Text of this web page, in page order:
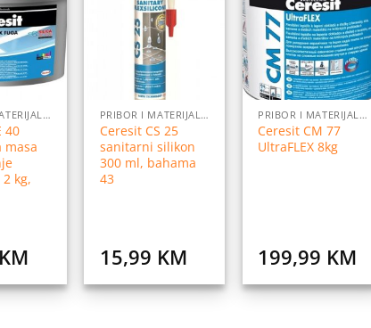
Dodaj
listu
želja
PRIBOR I MATERIJALI ZA POSTAVLJANJE PLOČICA
40
masa
kg,
KM
PRIBOR I MATERIJALI ZA POSTAVLJANJE PLOČICA
Ceresit CS 25
sanitarni silikon
300 ml, bahama
43
15,99 KM
Dodaj
na
listu
želja
PRIBOR I MATERIJALI ZA POSTAVLJANJE PLOČICA
Ceresit CM 77
UltraFLEX 8kg
199,99 KM